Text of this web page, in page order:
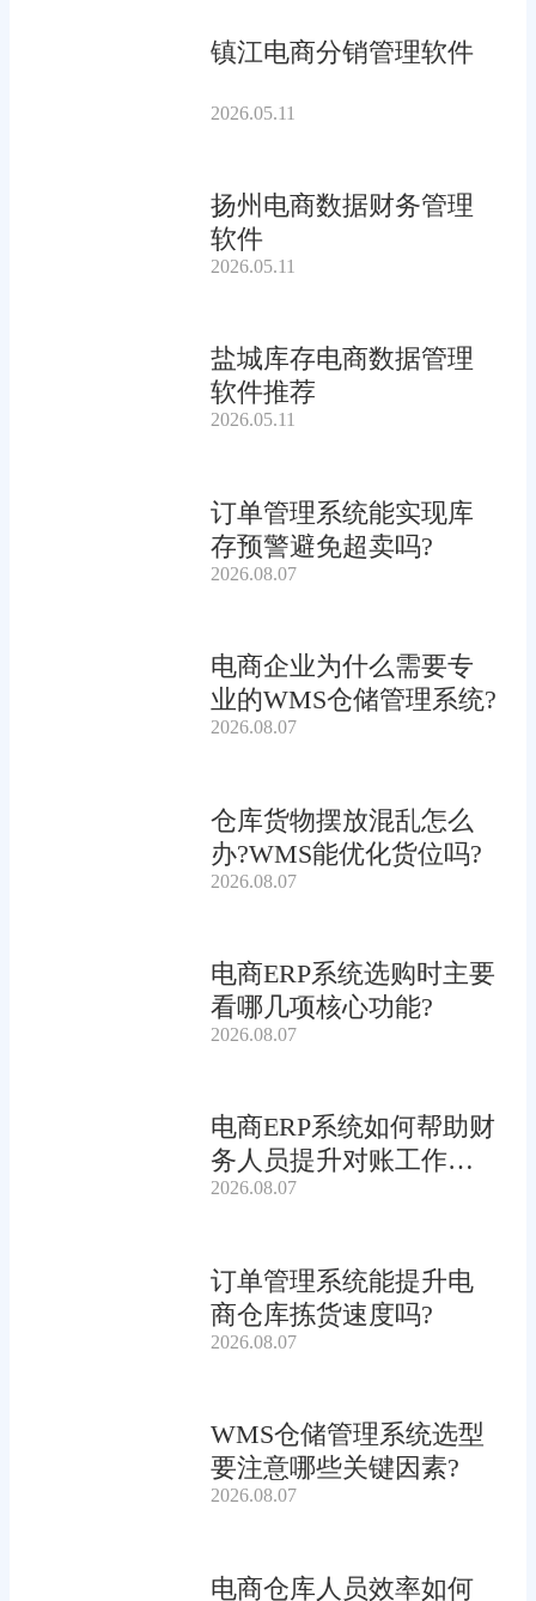
镇江电商分销管理软件
2026.05.11
扬州电商数据财务管理
软件
2026.05.11
盐城库存电商数据管理
软件推荐
2026.05.11
订单管理系统能实现库
存预警避免超卖吗?
2026.08.07
电商企业为什么需要专
业的WMS仓储管理系统?
2026.08.07
仓库货物摆放混乱怎么
办?WMS能优化货位吗?
2026.08.07
电商ERP系统选购时主要
看哪几项核心功能?
2026.08.07
电商ERP系统如何帮助财
务人员提升对账工作效
率?
2026.08.07
订单管理系统能提升电
商仓库拣货速度吗?
2026.08.07
WMS仓储管理系统选型
要注意哪些关键因素?
2026.08.07
电商仓库人员效率如何